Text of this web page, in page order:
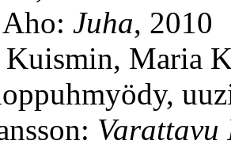
Juha, 2010
Maria